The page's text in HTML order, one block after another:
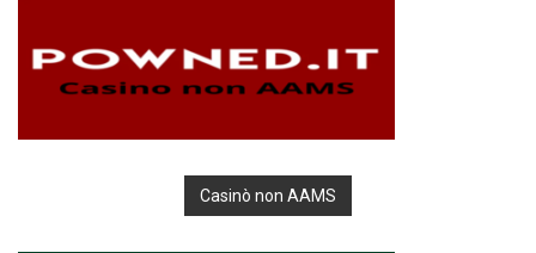
Casinò non AAMS